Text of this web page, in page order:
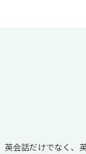
英会話だけでなく、